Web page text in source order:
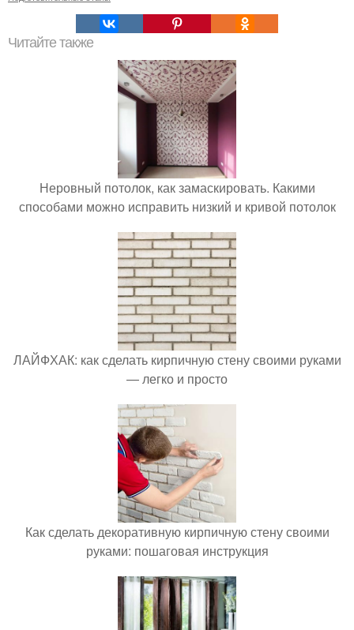
Читайте также
Неровный потолок, как замаскировать. Какими
способами можно исправить низкий и кривой потолок
ЛАЙФХАК: как сделать кирпичную стену своими руками
— легко и просто
Как сделать декоративную кирпичную стену своими
руками: пошаговая инструкция